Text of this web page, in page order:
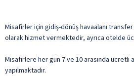
Misafirler için gidiş-dönüş havaalanı
olarak hizmet vermektedir, ayrıca otelde
Misafirlere her gün 7 ve 10 arasında ücretli
yapılmaktadır.